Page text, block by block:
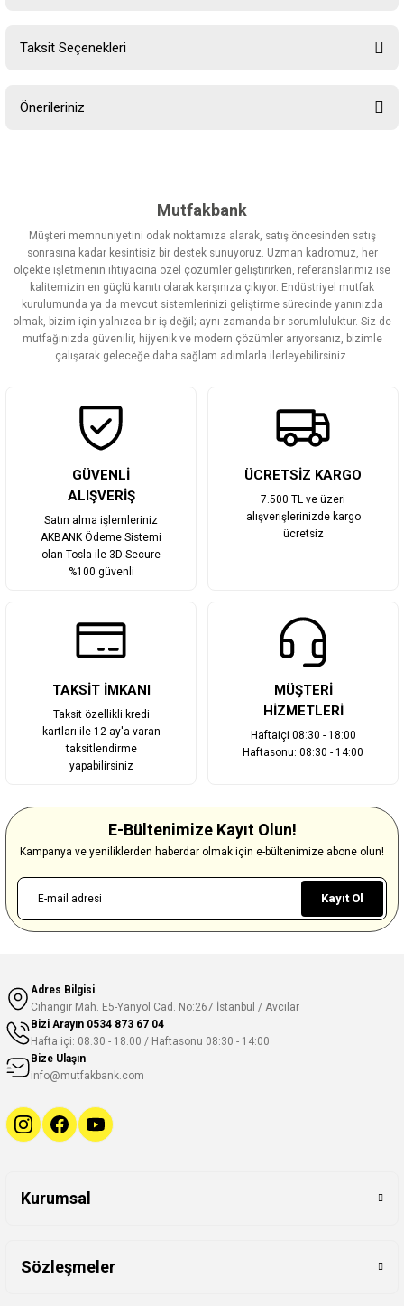
Taksit Seçenekleri
Önerileriniz
Görüş ve önerileriniz için teşekkür ederiz.
Ürün resmi kalitesiz, bozuk veya görüntülenemiyor.
Ürün açıklamasında eksik bilgiler bulunuyor.
Ürün bilgilerinde hatalar bulunuyor.
Ürün fiyatı diğer sitelerden daha pahalı.
Bu ürüne benzer farklı alternatifler olmalı.
Mutfakbank
Müşteri memnuniyetini odak noktamıza alarak, satış öncesinden satış
sonrasına kadar kesintisiz bir destek sunuyoruz. Uzman kadromuz, her
ölçekte işletmenin ihtiyacına özel çözümler geliştirirken, referanslarımız ise
kalitemizin en güçlü kanıtı olarak karşınıza çıkıyor. Endüstriyel mutfak
kurulumunda ya da mevcut sistemlerinizi geliştirme sürecinde yanınızda
olmak, bizim için yalnızca bir iş değil; aynı zamanda bir sorumluluktur. Siz de
mutfağınızda güvenilir, hijyenik ve modern çözümler arıyorsanız, bizimle
çalışarak geleceğe daha sağlam adımlarla ilerleyebilirsiniz.
GÜVENLİ
ALIŞVERİŞ
Satın alma işlemleriniz
AKBANK Ödeme Sistemi
olan Tosla ile 3D Secure
%100 güvenli
ÜCRETSİZ KARGO
7.500 TL ve üzeri
alışverişlerinizde kargo
ücretsiz
TAKSİT İMKANI
Taksit özellikli kredi
kartları ile 12 ay'a varan
taksitlendirme
yapabilirsiniz
MÜŞTERİ
HİZMETLERİ
Haftaiçi 08:30 - 18:00
Haftasonu: 08:30 - 14:00
E-Bültenimize Kayıt Olun!
Kampanya ve yeniliklerden haberdar olmak için e-bültenimize abone olun!
Kayıt Ol
Adres Bilgisi
Cihangir Mah. E5-Yanyol Cad. No:267 İstanbul / Avcılar
Bizi Arayın 0534 873 67 04
Hafta içi: 08.30 - 18.00 / Haftasonu 08:30 - 14:00
Bize Ulaşın
info@mutfakbank.com
Kurumsal
Sözleşmeler